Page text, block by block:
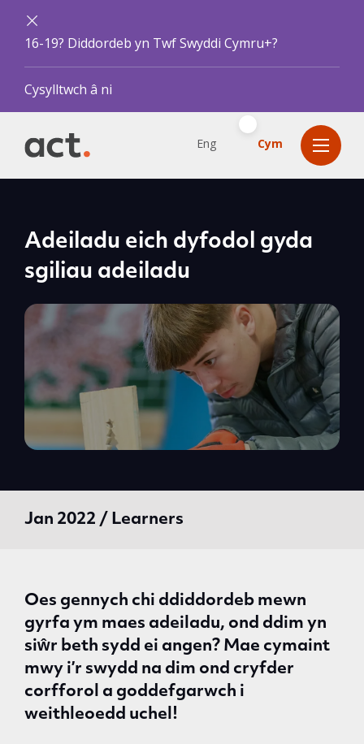
16-19? Diddordeb yn Twf Swyddi Cymru+?
Cysylltwch â ni
Eng Cym
Adeiladu eich dyfodol gyda
sgiliau adeiladu
Jan 2022 / Learners
Oes gennych chi ddiddordeb mewn
gyrfa ym maes adeiladu, ond ddim yn
siŵr beth sydd ei angen? Mae cymaint
mwy i’r swydd na dim ond cryfder
corfforol a goddefgarwch i
weithleoedd uchel!